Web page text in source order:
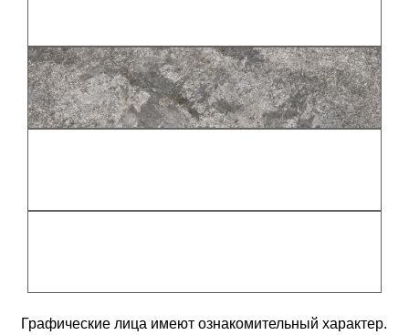
Графические лица имеют ознакомительный характер.